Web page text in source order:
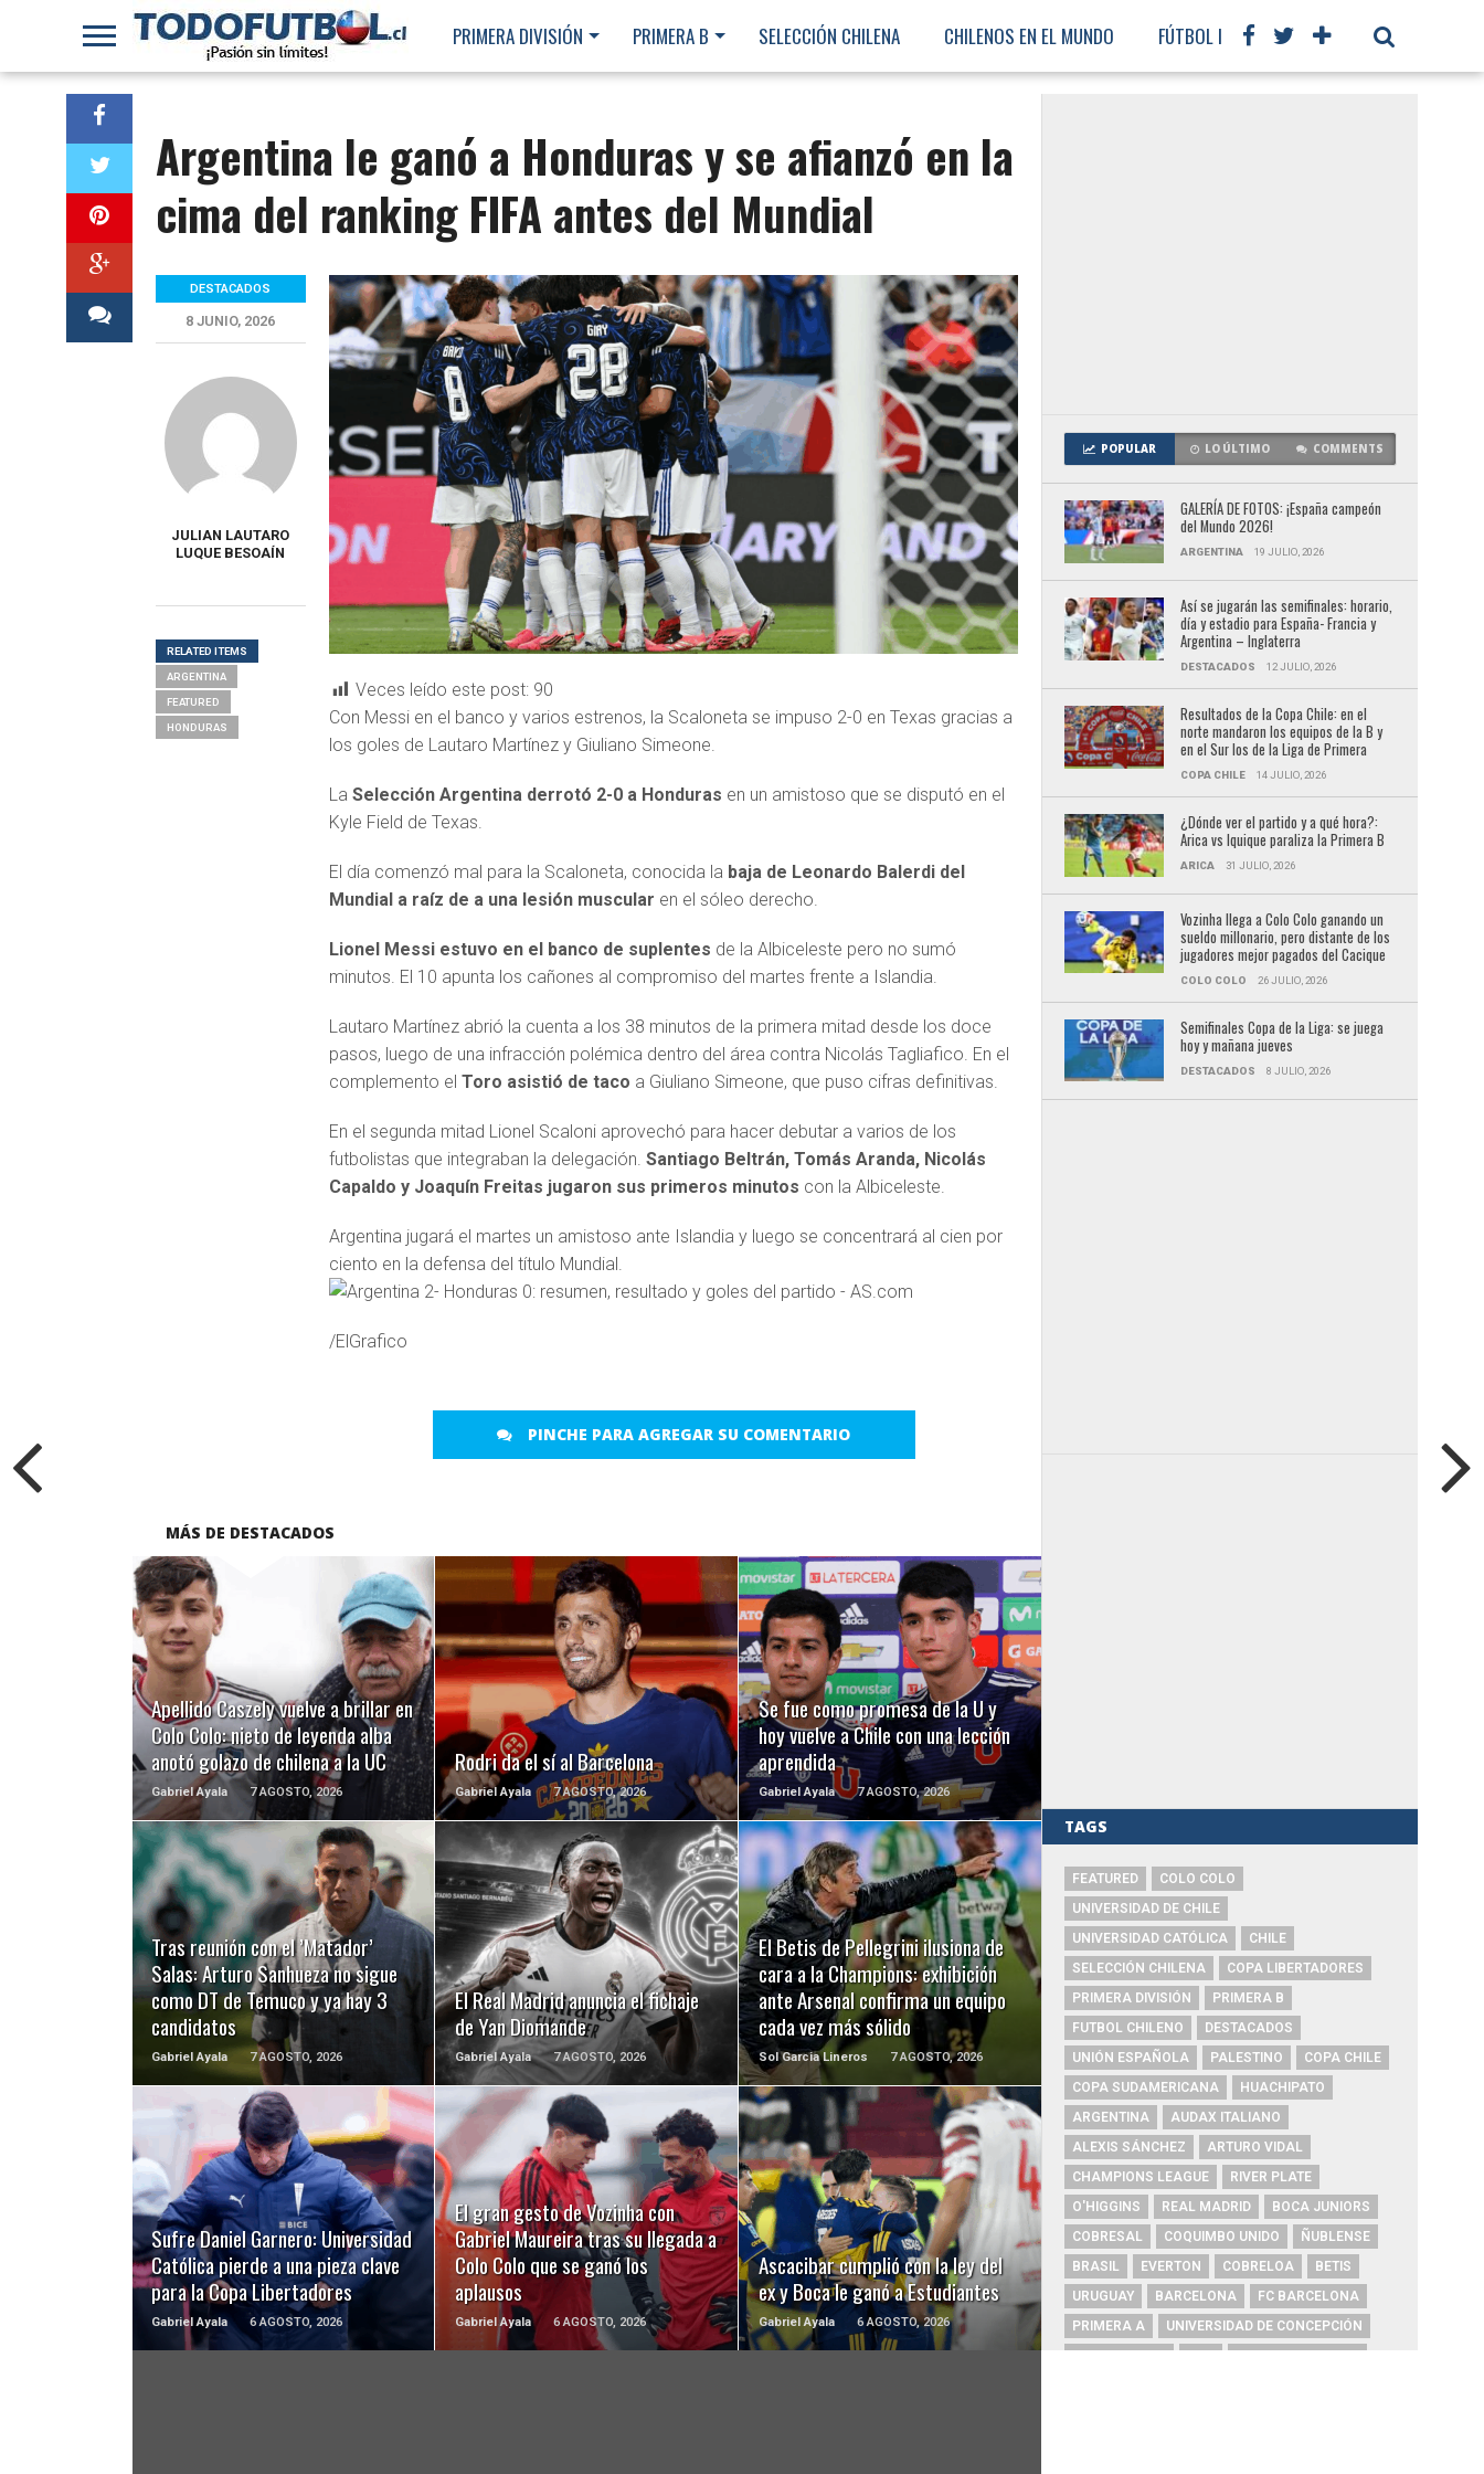
PRIMERA DIVISIÓN PRIMERA B SELECCIÓN CHILENA CHILENOS EN EL MUNDO FÚTBOL INTERNACIONAL
Argentina le ganó a Honduras y se afianzó en la
cima del ranking FIFA antes del Mundial
Veces leído este post: 90
Con Messi en el banco y varios estrenos, la Scaloneta se impuso 2-0 en Texas gracias a
los goles de Lautaro Martínez y Giuliano Simeone.
LaSelección Argentina derrotó 2-0 a Honduras en un amistoso que se disputó en el
Kyle Field de Texas.
El día comenzó mal para la Scaloneta, conocida la baja de Leonardo Balerdi del
Mundial a raíz de a una lesión muscular en el sóleo derecho.
Lionel Messi estuvo en el banco de suplentes de la Albiceleste pero no sumó
minutos. El 10 apunta los cañones al compromiso del martes frente a Islandia.
Lautaro Martínez abrió la cuenta a los 38 minutos de la primera mitad desde los doce
pasos, luego de una infracción polémica dentro del área contra Nicolás Tagliafico. En el
complemento elToro asistió de taco a Giuliano Simeone, que puso cifras definitivas.
En el segunda mitad Lionel Scaloni aprovechó para hacer debutar a varios de los
futbolistas que integraban la delegación.Santiago Beltrán, Tomás Aranda, Nicolás
Capaldo y Joaquín Freitas jugaron sus primeros minutos con la Albiceleste.
Argentina jugará el martes un amistoso ante Islandia y luego se concentrará al cien por
ciento en la defensa del título Mundial.
/ElGrafico
PINCHE PARA AGREGAR SU COMENTARIO
DESTACADOS
8 JUNIO, 2026
JULIAN LAUTARO
LUQUE BESOAÍN
RELATED ITEMS
ARGENTINA
FEATURED
HONDURAS
MÁS DE DESTACADOS
Apellido Caszely vuelve a brillar en
Colo Colo: nieto de leyenda alba
anotó golazo de chilena a la UC
Gabriel Ayala 7 AGOSTO, 2026
LEER MÁS
Rodri da el sí al Barcelona
Gabriel Ayala 7 AGOSTO, 2026
LEER MÁS
Se fue como promesa de la U y
hoy vuelve a Chile con una lección
aprendida
Gabriel Ayala 7 AGOSTO, 2026
LEER MÁS
Tras reunión con el ’Matador’
Salas: Arturo Sanhueza no sigue
como DT de Temuco y ya hay 3
candidatos
Gabriel Ayala 7 AGOSTO, 2026
LEER MÁS
El Real Madrid anuncia el fichaje
de Yan Diomande
Gabriel Ayala 7 AGOSTO, 2026
LEER MÁS
El Betis de Pellegrini ilusiona de
cara a la Champions: exhibición
ante Arsenal confirma un equipo
cada vez más sólido
Sol Garcia Lineros 7 AGOSTO, 2026
LEER MÁS
Sufre Daniel Garnero: Universidad
Católica pierde a una pieza clave
para la Copa Libertadores
Gabriel Ayala 6 AGOSTO, 2026
LEER MÁS
El gran gesto de Vozinha con
Gabriel Maureira tras su llegada a
Colo Colo que se ganó los
aplausos
Gabriel Ayala 6 AGOSTO, 2026
LEER MÁS
Ascacibar cumplió con la ley del
ex y Boca le ganó a Estudiantes
Gabriel Ayala 6 AGOSTO, 2026
LEER MÁS
POPULAR LO ÚLTIMO COMMENTS
GALERÍA DE FOTOS: ¡España campeón
del Mundo 2026!
ARGENTINA 19 JULIO, 2026
Así se jugarán las semifinales: horario,
día y estadio para España- Francia y
Argentina – Inglaterra
DESTACADOS 12 JULIO, 2026
Resultados de la Copa Chile: en el
norte mandaron los equipos de la B y
en el Sur los de la Liga de Primera
COPA CHILE 14 JULIO, 2026
¿Dónde ver el partido y a qué hora?:
Arica vs Iquique paraliza la Primera B
ARICA 31 JULIO, 2026
Vozinha llega a Colo Colo ganando un
sueldo millonario, pero distante de los
jugadores mejor pagados del Cacique
COLO COLO 26 JULIO, 2026
Semifinales Copa de la Liga: se juega
hoy y mañana jueves
DESTACADOS 8 JULIO, 2026
TAGS
FEATURED
COLO COLO
UNIVERSIDAD DE CHILE
UNIVERSIDAD CATÓLICA
CHILE
SELECCIÓN CHILENA
COPA LIBERTADORES
PRIMERA DIVISIÓN
PRIMERA B
FUTBOL CHILENO
DESTACADOS
UNIÓN ESPAÑOLA
PALESTINO
COPA CHILE
COPA SUDAMERICANA
HUACHIPATO
ARGENTINA
AUDAX ITALIANO
ALEXIS SÁNCHEZ
ARTURO VIDAL
CHAMPIONS LEAGUE
RIVER PLATE
O'HIGGINS
REAL MADRID
BOCA JUNIORS
COBRESAL
COQUIMBO UNIDO
ÑUBLENSE
BRASIL
EVERTON COBRELOA
BETIS
URUGUAY
BARCELONA
FC BARCELONA
PRIMERA A
UNIVERSIDAD DE CONCEPCIÓN